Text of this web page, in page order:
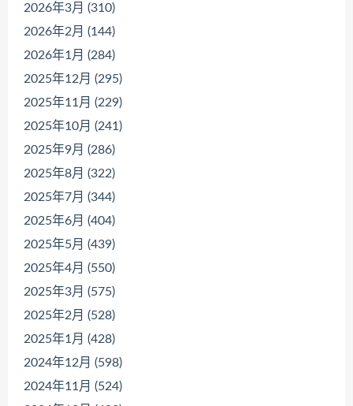
2026年3月 (310)
2026年2月 (144)
2026年1月 (284)
2025年12月 (295)
2025年11月 (229)
2025年10月 (241)
2025年9月 (286)
2025年8月 (322)
2025年7月 (344)
2025年6月 (404)
2025年5月 (439)
2025年4月 (550)
2025年3月 (575)
2025年2月 (528)
2025年1月 (428)
2024年12月 (598)
2024年11月 (524)